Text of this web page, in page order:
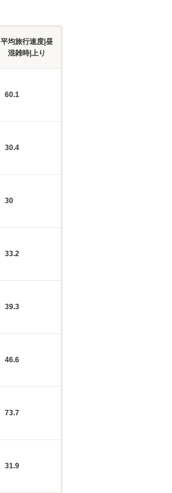
平均旅行速度|昼
混雑時|上り
60.1
30.4
30
33.2
39.3
46.6
73.7
31.9